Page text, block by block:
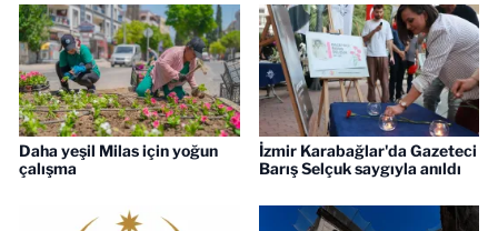
Daha yeşil Milas için yoğun
çalışma
İzmir Karabağlar'da Gazeteci
Barış Selçuk saygıyla anıldı